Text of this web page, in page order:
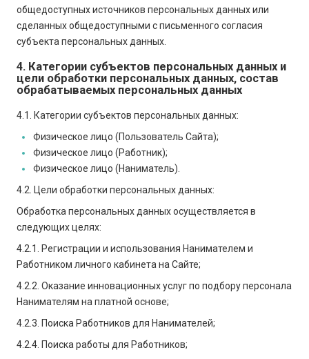
общедоступных источников персональных данных или
сделанных общедоступными с письменного согласия
субъекта персональных данных.
4. Категории субъектов персональных данных и
цели обработки персональных данных, состав
обрабатываемых персональных данных
4.1. Категории субъектов персональных данных:
Физическое лицо (Пользователь Сайта);
Физическое лицо (Работник);
Физическое лицо (Наниматель).
4.2. Цели обработки персональных данных:
Обработка персональных данных осуществляется в
следующих целях:
4.2.1. Регистрации и использования Нанимателем и
Работником личного кабинета на Сайте;
4.2.2. Оказание инновационных услуг по подбору персонала
Нанимателям на платной основе;
4.2.3. Поиска Работников для Нанимателей;
4.2.4. Поиска работы для Работников;